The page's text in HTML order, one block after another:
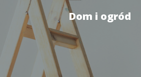
Dom i ogród